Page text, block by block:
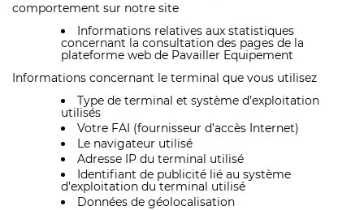
comportement sur notre site
Informations relatives aux statistiques
concernant la consultation des pages de la
plateforme web de Pavailler Equipement
Informations concernant le terminal que vous utilisez
Type de terminal et système d’exploitation
utilisés
Votre FAI (fournisseur d’accès Internet)
Le navigateur utilisé
Adresse IP du terminal utilisé
Identifiant de publicité lié au système
d’exploitation du terminal utilisé
Données de géolocalisation